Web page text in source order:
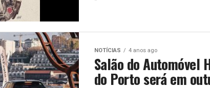
NOTÍCIAS 4 anos ago
Salão do Automóvel
do Porto será em